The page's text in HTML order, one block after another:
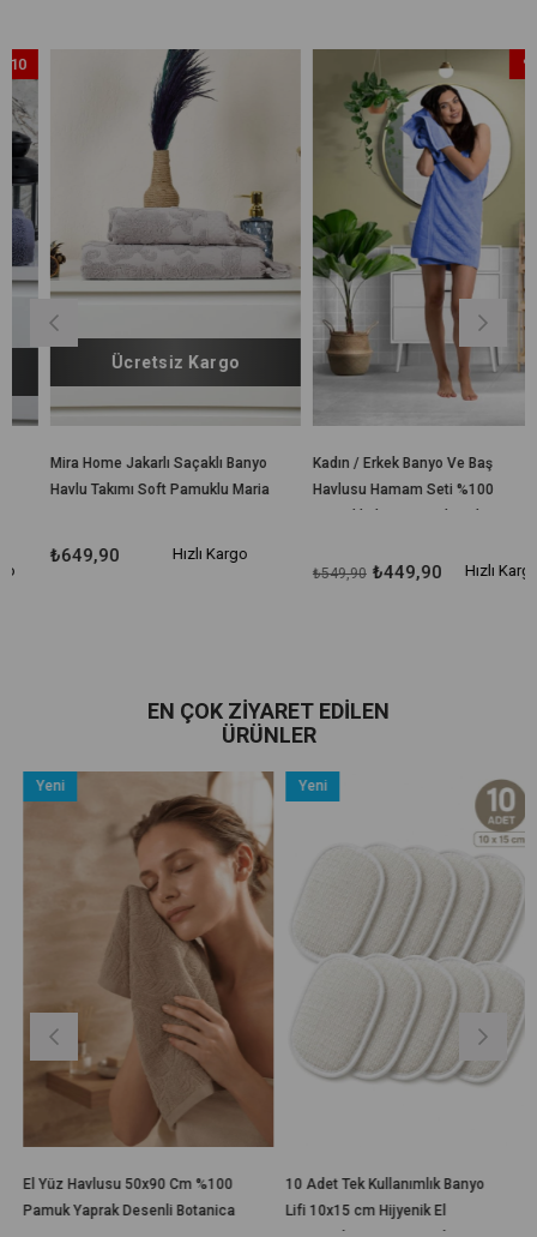
Mira Home Jakarlı Saçaklı Banyo
Havlu Takımı Soft Pamuklu Maria
₺649,90
Ücretsiz Kargo
Hızlı Kargo
Kadın / Erkek Banyo Ve Baş
Havlusu Hamam Seti %100
Pamuklu banyo Havlu Takımı
₺449,90
₺549,90
İndirim
Hızlı Kargo
EN ÇOK ZIYARET EDILEN
ÜRÜNLER
El Yüz Havlusu 50x90 Cm %100
Pamuk Yaprak Desenli Botanica
Yeni
10 Adet Tek Kullanımlık Banyo
Lifi 10x15 cm Hijyenik El
Yeni